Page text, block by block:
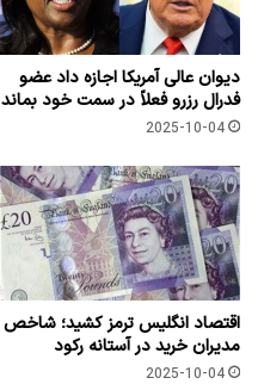
دیوان عالی آمریکا اجازه داد عضو
فدرال رزرو فعلاً در سمت خود بماند
2025-10-04
اقتصاد انگلیس ترمز کشید؛ شاخص
مدیران خرید در آستانه رکود
2025-10-04